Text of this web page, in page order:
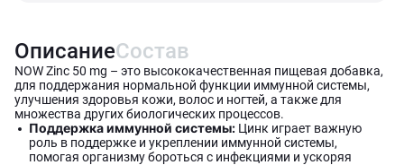
ОписаниеСостав
NOW Zinc 50 mg – это высококачественная пищевая добавка,
для поддержания нормальной функции иммунной системы,
улучшения здоровья кожи, волос и ногтей, а также для
множества других биологических процессов.
Поддержка иммунной системы: Цинк играет важную
роль в поддержке и укреплении иммунной системы,
помогая организму бороться с инфекциями и ускоряя